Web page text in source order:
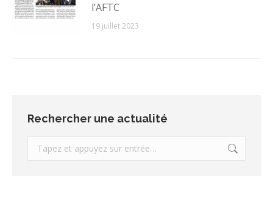
l’AFTC
19 juillet 2023
Rechercher une actualité
Recherche
: